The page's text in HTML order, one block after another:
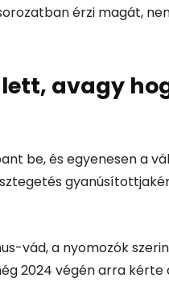
érzi magát,
avagy
be, és egyenesen a
vád, a nyomozók
2024 végén arra kérte